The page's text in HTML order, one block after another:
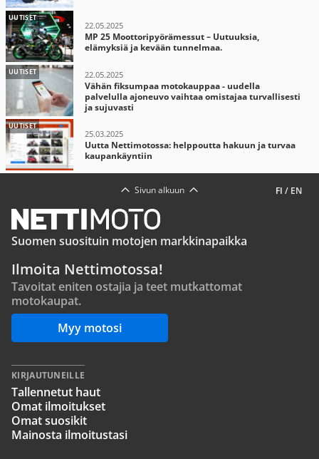
UUTISET
22.05.2025
MP 25 Moottoripyörämessut – Uutuuksia,
elämyksiä ja kevään tunnelmaa.
UUTISET 22.05.2025
Vähän fiksumpaa motokauppaa - uudella
palvelulla ajoneuvo vaihtaa omistajaa turvallisesti
ja sujuvasti
UUTISET
25.03.2025
Uutta Nettimotossa: helppoutta hakuun ja turvaa
kaupankäyntiin
FI / EN
Sivun alkuun
Suomen suosituin motojen markkinapaikka
Ilmoita Nettimotossa!
Tavoitat eniten ostajia ja teet mutkattomat
motokaupat.
Myy motosi
KIRJAUTUNEILLE
Tallennetut haut
Omat ilmoitukset
Omat suosikit
Mainosta ilmoitustasi